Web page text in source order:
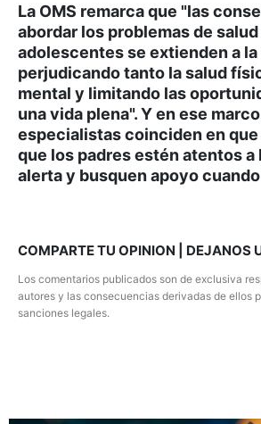
La OMS remarca que "las
abordar los problemas de
adolescentes se extienden a la
perjudicando tanto la salud
mental y limitando las
una vida plena". Y en ese
especialistas coinciden en
que los padres estén atentos a
alerta y busquen apoyo
COMPARTE TU OPINION | DEJANOS
Los comentarios publicados son de exclusiva
autores y las consecuencias derivadas de ellos
sanciones legales.